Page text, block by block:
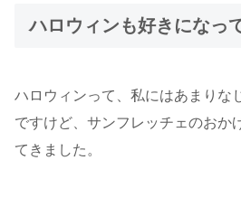
ハロウィンも好きになっ
ハロウィンって、私にはあまりな
ですけど、サンフレッチェのおか
てきました。